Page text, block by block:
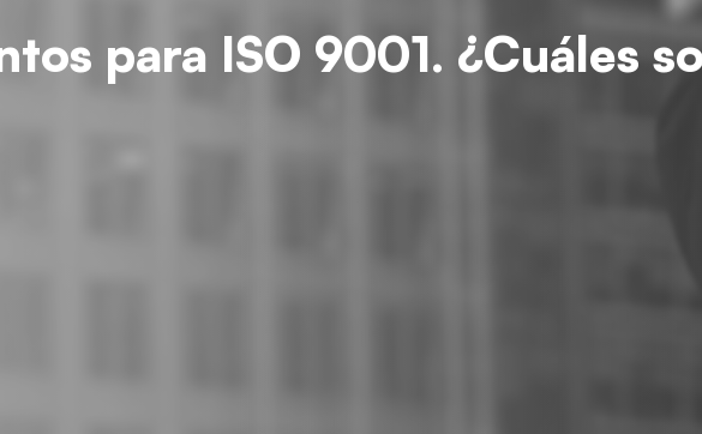
para ISO 9001. ¿Cuáles